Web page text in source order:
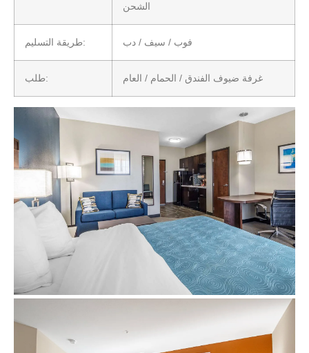
الشحن
طريقة التسليم: فوب / سيف / دب
طلب: غرفة ضيوف الفندق / الحمام / العام